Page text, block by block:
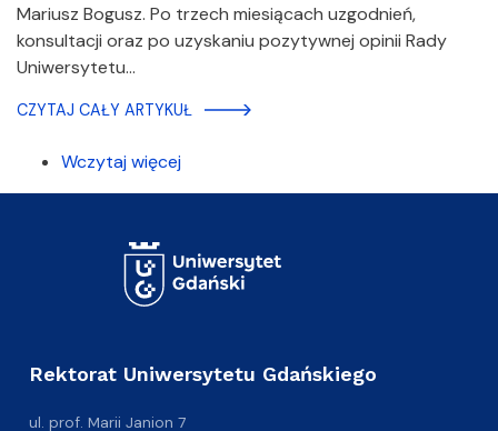
Mariusz Bogusz. Po trzech miesiącach uzgodnień,
konsultacji oraz po uzyskaniu pozytywnej opinii Rady
Uniwersytetu…
CZYTAJ CAŁY ARTYKUŁ
Wczytaj więcej
Rektorat Uniwersytetu Gdańskiego
ul. prof. Marii Janion 7